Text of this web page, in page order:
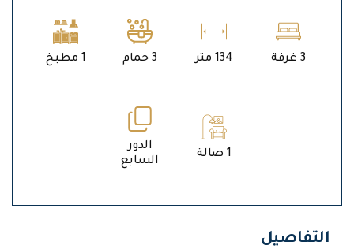
3 غرفة 134 متر 3 حمام 1 مطبخ
1 صالة
الدور
السابع
التفاصيل